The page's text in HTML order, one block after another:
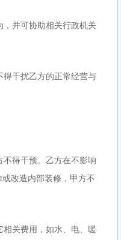
并可协助相关行政机关
干扰乙方的正常经营与
得干预。乙方在不影响
改造内部装修，甲方不
关费用，如水、电、暖